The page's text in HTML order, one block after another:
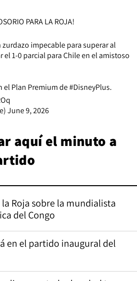
PARA LA ROJA!
impecable para superar al
el 1-0 parcial para Chile en el amistoso
el Plan Premium de#DisneyPlus.
June 9, 2026
aquí el minuto a
Roja sobre la mundialista
del Congo
en el partido inaugural del